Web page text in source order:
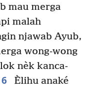
mau merga
malah
njawab Ayub,
wong-wong
nèk kanca-
6
Èlihu anaké